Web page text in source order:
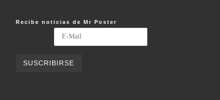
Recibe noticias de Mr Poster